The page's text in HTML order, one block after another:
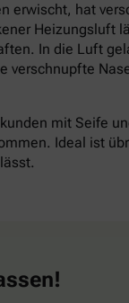
erwischt, hat
Heizungsluft
In die Luft
verschnupfte
mit Seife
Ideal ist